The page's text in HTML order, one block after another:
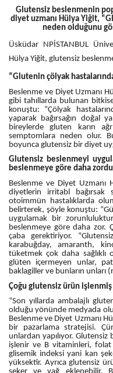
Glutensiz beslenmenin
diyet uzmanı Hülya Yiğit,
neden olduğunu
Üsküdar NPİSTANBUL
Hülya Yiğit, glutensiz
“Glutenin çölyak
Beslenme ve Diyet Uzmanı
gibi tahıllarda bulunan
konuştu: “Çölyak
yaparak bağırsağın doğal
bireylerde gluten karın
semptomlara neden olur.
boyunca glutensiz bir diyet
Glutensiz beslenmeyi
beslenmeye göre daha
Beslenme ve Diyet Uzmanı
diyetlerin irritabl
otoimmün hastalıklarda
belirterek, şöyle konuştu:
uygulamak bir
beslenmeye göre daha zor.
çaba gerektiriyor.
karabuğday, amaranth,
tüketmek çok daha sağlıklı
glüten içermeyen unlar,
baklagiller ve bunların unları
Çoğu glutensiz ürün işlenmiş
“Son yıllarda ambalajlı
olduğu yönünde medyada
Beslenme ve Diyet Uzmanı
bir pazarlama stratejisi.
unlardan yapılıyor.
işlenir ve B vitaminleri, folat
glisemik indeksi yani kan
yüksektir. Ayrıca glutensiz